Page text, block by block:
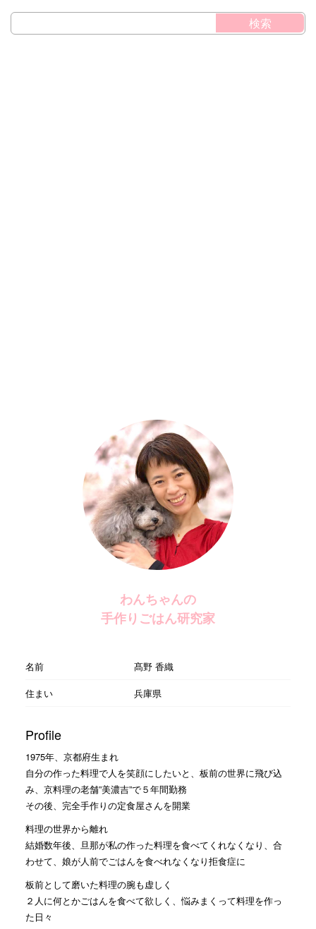
わんちゃんの
手作りごはん研究家
名前
髙野 香織
住まい
兵庫県
Profile
1975年、京都府生まれ
自分の作った料理で人を笑顔にしたいと、板前の世界に飛び込
み、京料理の老舗”美濃吉”で５年間勤務
その後、完全手作りの定食屋さんを開業
料理の世界から離れ
結婚数年後、旦那が私の作った料理を食べてくれなくなり、合
わせて、娘が人前でごはんを食べれなくなり拒食症に
板前として磨いた料理の腕も虚しく
２人に何とかごはんを食べて欲しく、悩みまくって料理を作っ
た日々